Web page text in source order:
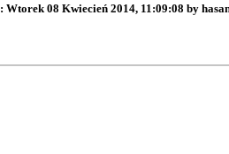
: Wtorek 08 Kwiecień 2014, 11:09:08 by